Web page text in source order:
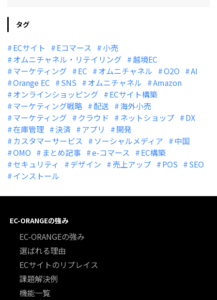
タグ
ECサイト Eコマース
小売
オムニチャネル・リテイリング
越境EC
マーケティング
EC オムニチャネル O2O
AI
Orange EC
SNS オムニチャネル
Amazon
オンラインショッピング
ECサイト構築
マーケティング戦略
配送
海外小売
マーケティング
クラウド ネットショップ
DX
在庫管理
決済 アプリ
開発
カスタマーサービス
ソーシャルメディア
中国
OMO
まとめ記事 e-コマース
EC構築
セキュリティ
デザイン 売上アップ POS
SEO
インストール
EC-ORANGEの強み
EC-ORANGEの強み
選ばれる理由
ECサイトのリプレイス
課題解決例
機能一覧